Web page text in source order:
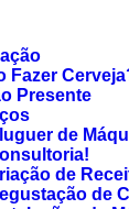
Fazer
Presente
de
de
de